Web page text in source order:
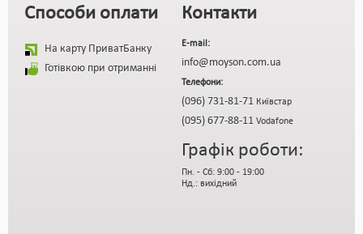
Способи оплати
На карту ПриватБанку
Готівкою при отриманні
Контакти
E-mail:
info@moyson.com.ua
Телефони:
(096) 731-81-71 Київстар
(095) 677-88-11 Vodafone
Графік роботи:
Пн. - Сб: 9:00 - 19:00
Нд.: вихідний